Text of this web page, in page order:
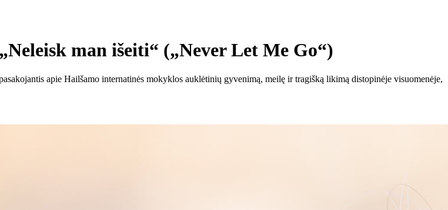
man išeiti“ („Never Let Me Go“)
apie Hailšamo internatinės mokyklos auklėtinių gyvenimą, meilę ir tragišką likimą distopinėje visuomenėje,